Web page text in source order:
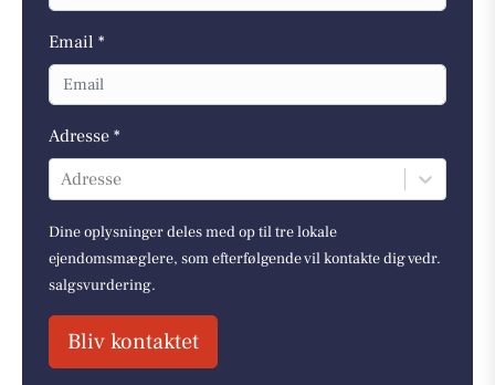
Email *
Adresse *
Adresse
Dine oplysninger deles med op til tre lokale
ejendomsmæglere, som efterfølgende vil kontakte dig vedr.
salgsvurdering.
Bliv kontaktet